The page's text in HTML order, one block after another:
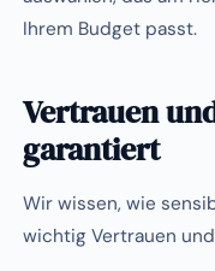
Ihrem Budget passt.
Vertrauen
garantiert
Wir wissen, wie
wichtig Vertrauen